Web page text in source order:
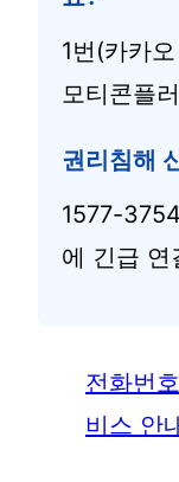
1번(카카
모티콘플
권리침해
1577-
에 긴급 연
전화번
비스 안